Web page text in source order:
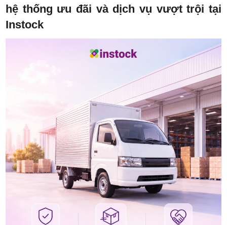
hệ thống ưu đãi và dịch vụ vượt trội tại
Instock